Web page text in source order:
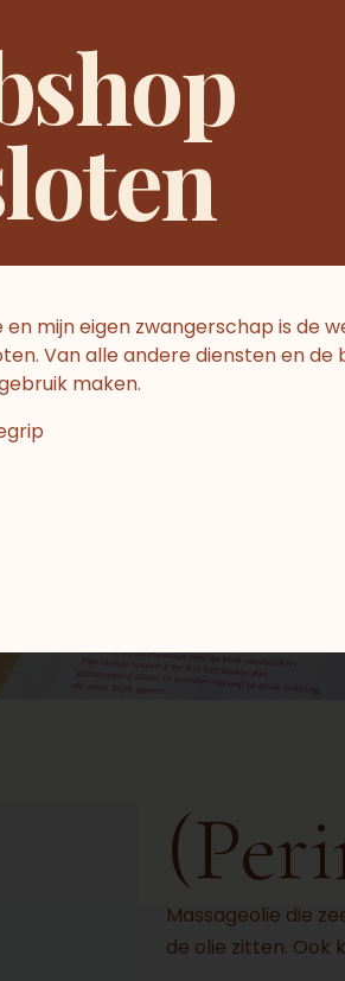
Massageolie die
de olie zitten. Ook
mijn eigen zwangerschap is de
Van alle andere diensten en de
maken.